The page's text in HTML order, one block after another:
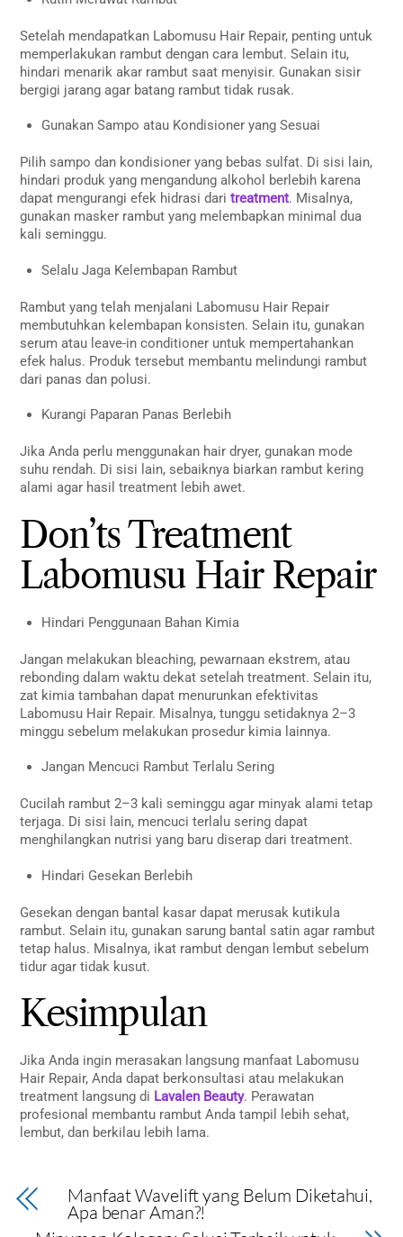
Setelah mendapatkan Labomusu Hair Repair, penting untuk
memperlakukan rambut dengan cara lembut. Selain itu,
hindari menarik akar rambut saat menyisir. Gunakan sisir
bergigi jarang agar batang rambut tidak rusak.
Gunakan Sampo atau Kondisioner yang Sesuai
Pilih sampo dan kondisioner yang bebas sulfat. Di sisi lain,
hindari produk yang mengandung alkohol berlebih karena
dapat mengurangi efek hidrasi daritreatment. Misalnya,
gunakan masker rambut yang melembapkan minimal dua
kali seminggu.
Selalu Jaga Kelembapan Rambut
Rambut yang telah menjalani Labomusu Hair Repair
membutuhkan kelembapan konsisten. Selain itu, gunakan
serum atau leave-in conditioner untuk mempertahankan
efek halus. Produk tersebut membantu melindungi rambut
dari panas dan polusi.
Kurangi Paparan Panas Berlebih
Jika Anda perlu menggunakan hair dryer, gunakan mode
suhu rendah. Di sisi lain, sebaiknya biarkan rambut kering
alami agar hasil treatment lebih awet.
Don’ts Treatment
Labomusu Hair Repair
Hindari Penggunaan Bahan Kimia
Jangan melakukan bleaching, pewarnaan ekstrem, atau
rebonding dalam waktu dekat setelah treatment. Selain itu,
zat kimia tambahan dapat menurunkan efektivitas
Labomusu Hair Repair. Misalnya, tunggu setidaknya 2–3
minggu sebelum melakukan prosedur kimia lainnya.
Jangan Mencuci Rambut Terlalu Sering
Cucilah rambut 2–3 kali seminggu agar minyak alami tetap
terjaga. Di sisi lain, mencuci terlalu sering dapat
menghilangkan nutrisi yang baru diserap dari treatment.
Hindari Gesekan Berlebih
Gesekan dengan bantal kasar dapat merusak kutikula
rambut. Selain itu, gunakan sarung bantal satin agar rambut
tetap halus. Misalnya, ikat rambut dengan lembut sebelum
tidur agar tidak kusut.
Kesimpulan
Jika Anda ingin merasakan langsung manfaat Labomusu
Hair Repair, Anda dapat berkonsultasi atau melakukan
treatment langsung di Lavalen Beauty. Perawatan
profesional membantu rambut Anda tampil lebih sehat,
lembut, dan berkilau lebih lama.
Manfaat Wavelift yang Belum Diketahui,
Apa benar Aman?!